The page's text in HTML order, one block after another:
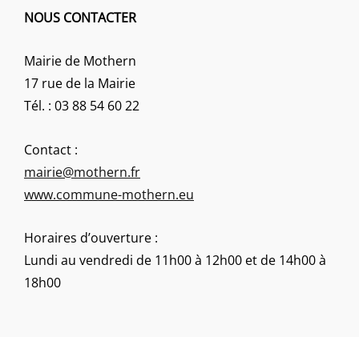
NOUS CONTACTER
Mairie de Mothern
17 rue de la Mairie
Tél. : 03 88 54 60 22
Contact :
mairie@mothern.fr
www.commune-mothern.eu
Horaires d’ouverture :
Lundi au vendredi de 11h00 à 12h00 et de 14h00 à
18h00